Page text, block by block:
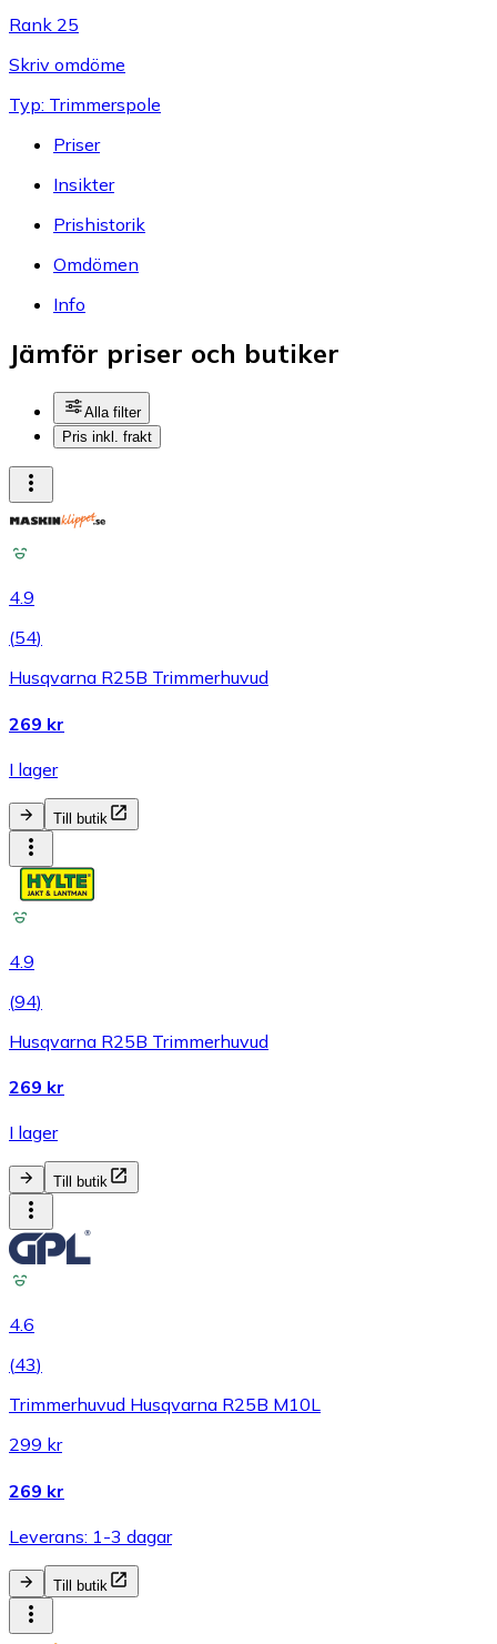
Rank 25
Skriv omdöme
Typ: Trimmerspole
Priser
Insikter
Prishistorik
Omdömen
Info
Jämför priser och butiker
Alla filter
Pris inkl. frakt
4.9
(54)
Husqvarna R25B Trimmerhuvud
269 kr
I lager
Till butik
4.9
(94)
Husqvarna R25B Trimmerhuvud
269 kr
I lager
Till butik
4.6
(43)
Trimmerhuvud Husqvarna R25B M10L
299 kr
269 kr
Leverans: 1-3 dagar
Till butik